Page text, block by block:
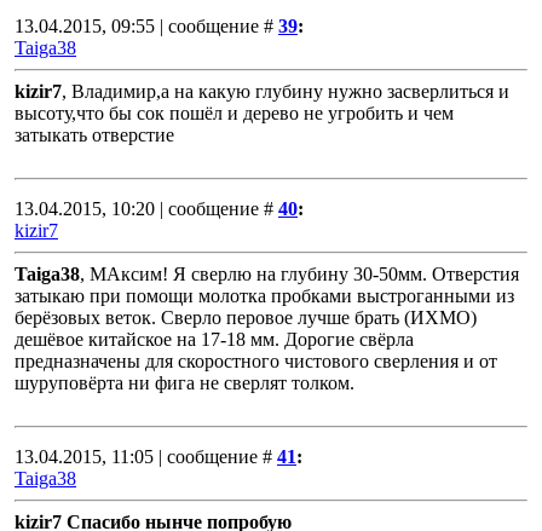
13.04.2015, 09:55 | сообщение # 39:
Taiga38
kizir7, Владимир,а на какую глубину нужно засверлиться и
высоту,что бы сок пошёл и дерево не угробить и чем
затыкать отверстие
13.04.2015, 10:20 | сообщение # 40:
kizir7
Taiga38, МАксим! Я сверлю на глубину 30-50мм. Отверстия
затыкаю при помощи молотка пробками выстроганными из
берёзовых веток. Сверло перовое лучше брать (ИХМО)
дешёвое китайское на 17-18 мм. Дорогие свёрла
предназначены для скоростного чистового сверления и от
шуруповёрта ни фига не сверлят толком.
13.04.2015, 11:05 | сообщение # 41:
Taiga38
kizir7 Спасибо нынче попробую